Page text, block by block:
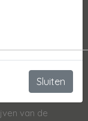
de leeftijd.
met meer
over heel
van de
Sluiten